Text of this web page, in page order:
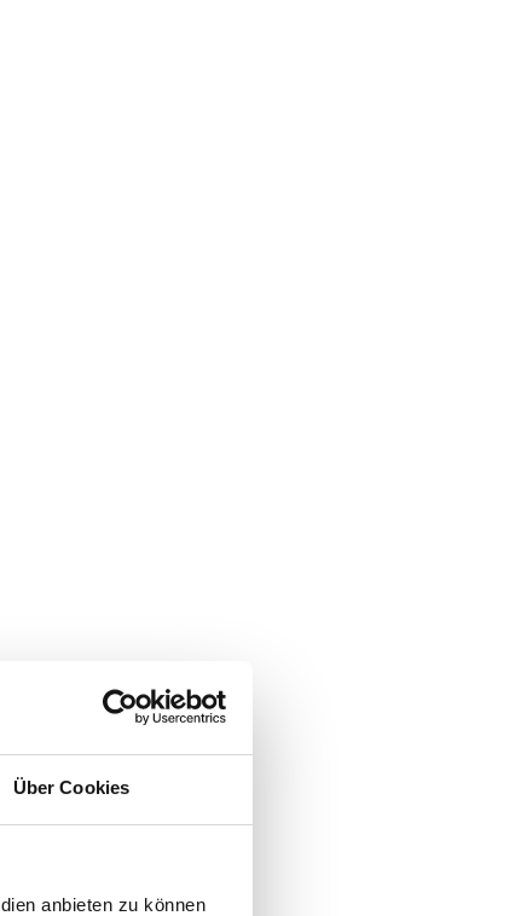
Über Cookies
anbieten zu können